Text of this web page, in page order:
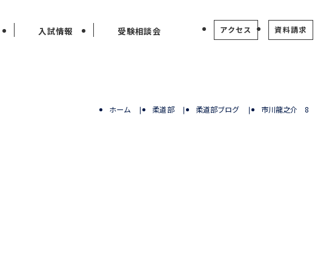
入試情報 受験相談会 アクセス 資料請求
ホーム 柔道部 柔道部ブログ 市川龍之介 8